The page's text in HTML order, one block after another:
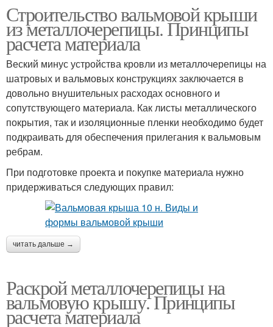
Строительство вальмовой крыши
из металлочерепицы. Принципы
расчета материала
Веский минус устройства кровли из металлочерепицы на
шатровых и вальмовых конструкциях заключается в
довольно внушительных расходах основного и
сопутствующего материала. Как листы металлического
покрытия, так и изоляционные пленки необходимо будет
подкраивать для обеспечения прилегания к вальмовым
ребрам.
При подготовке проекта и покупке материала нужно
придерживаться следующих правил:
читать дальше →
Раскрой металлочерепицы на
вальмовую крышу. Принципы
расчета материала